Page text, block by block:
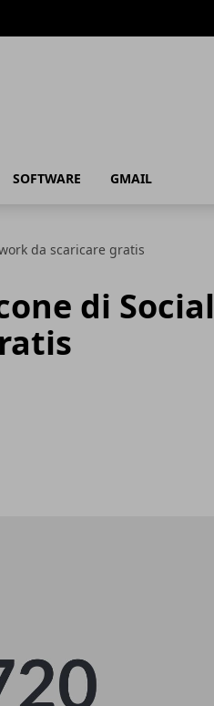
SOFTWARE GMAIL
da scaricare gratis
di Social